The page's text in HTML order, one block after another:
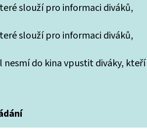
slouží pro informaci diváků,
slouží pro informaci diváků,
do kina vpustit diváky, kteří